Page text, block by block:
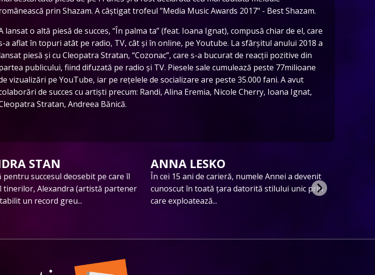
prin Shazam. A câștigat trofeul "Media Music Awards 2017" - Best Shazam.
lansat o altă piesă de succes, “În palma ta” (feat. Ioana Ignat), compusă chiar de el, care
a aflat în topuri atât pe radio, TV, cât și în online, pe Youtube. La sfârșitul anului 2018 a
piesă și cu Cleopatra Stratan, “Cozonac”, care s-a bucurat de reacții pozitive din
publicului, fiind difuzată pe radio și TV. Piesele sale cumulează peste 77milioane
vizualizări pe YouTube, iar pe rețelele de socializare are peste 35.000 fani. A avut
de succes cu artiști precum: Randi, Alina Eremia, Nicole Cherry, Ioana Ignat,
Stratan, Andreea Bănică.
IOAN BĂNĂȚEAN
de muzică populară, Doru
provine dintr-o familie modestă și
au fost nevăzători și au...
IANA NOVAC
Supranumită vocea de aur de peste Prut, Ianna
Novac este singura soprană din România care
abordează genul pop-opera, având la...